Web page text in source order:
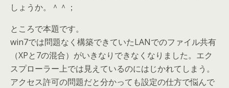
しょうか。＾＾；
ところで本題です。
win7では問題なく構築できていたLANでのファイル共有
（XPと7の混合）がいきなりできなくなりました。エク
スプローラー上では見えているのにはじかれてしまう。
アクセス許可の問題だと分かっても設定の仕方で悩んで